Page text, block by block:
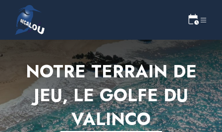
NOTRE TERRAIN DE
JEU, LE GOLFE DU
VALINCO